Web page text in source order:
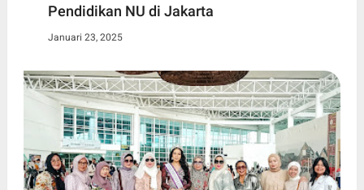
Pendidikan NU di Jakarta
Januari 23, 2025